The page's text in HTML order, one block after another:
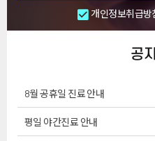
공
8월 공휴일 진료 안내
평일 야간진료 안내
개인정보취급방